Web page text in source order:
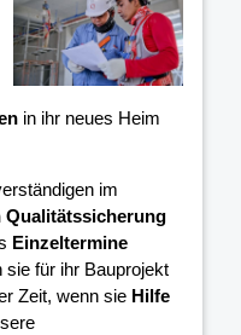
in ihr neues Heim
im
Qualitätssicherung
Einzeltermine
sie für ihr Bauprojekt
Zeit, wenn sie Hilfe